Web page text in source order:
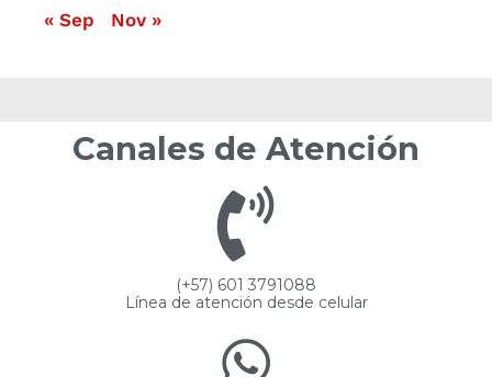
« Sep Nov »
Canales de Atención
(+57) 601 3791088
Línea de atención desde celular